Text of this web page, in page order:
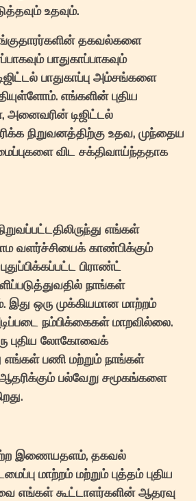
உதவும்.
தகவல்களை
பாதுகாப்பாகவும்
பாதுகாப்பு அம்சங்களை
எங்களின் புதிய
அனைவரின் டிஜிட்டல்
நிறுவனத்திற்கு உதவ, முந்தைய
விட சக்திவாய்ந்ததாக
எங்கள்
வளர்ச்சியைக் காண்பிக்கும்
பிராண்ட்
நாங்கள்
இது ஒரு முக்கியமான மாற்றம்
நம்பிக்கைகள் மாறவில்லை.
புதிய லோகோவைக்
பணி மற்றும் நாங்கள்
பல்வேறு சமூகங்களை
இணையதளம், தகவல்
மாற்றம் மற்றும் புத்தம் புதிய
எங்கள் கூட்டாளர்களின் ஆதரவு